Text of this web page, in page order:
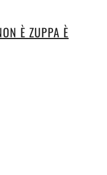
È ZUPPA È